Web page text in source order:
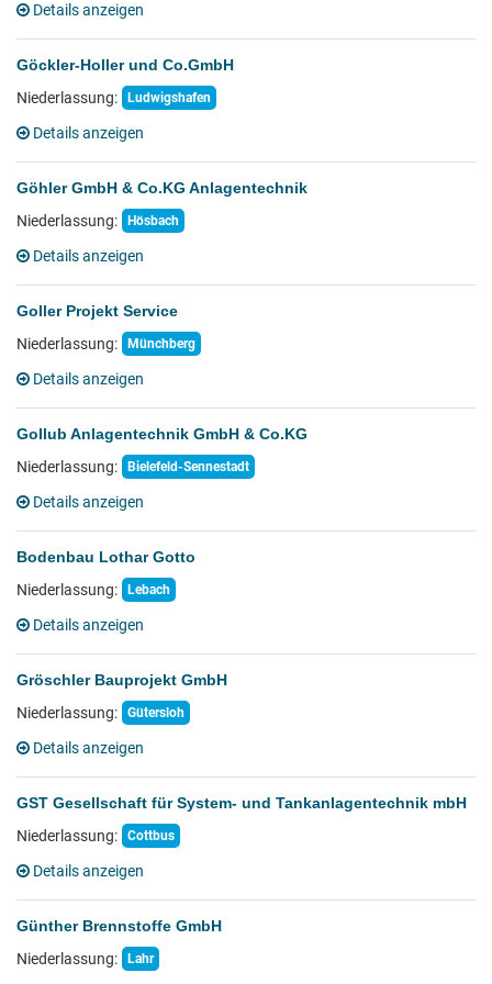
Details anzeigen
Göckler-Holler und Co.GmbH
Niederlassung:
Ludwigshafen
Details anzeigen
Göhler GmbH & Co.KG Anlagentechnik
Niederlassung:
Hösbach
Details anzeigen
Goller Projekt Service
Niederlassung:
Münchberg
Details anzeigen
Gollub Anlagentechnik GmbH & Co.KG
Niederlassung:
Bielefeld-Sennestadt
Details anzeigen
Bodenbau Lothar Gotto
Niederlassung:
Lebach
Details anzeigen
Gröschler Bauprojekt GmbH
Niederlassung:
Gütersloh
Details anzeigen
GST Gesellschaft für System- und Tankanlagentechnik mbH
Niederlassung:
Cottbus
Details anzeigen
Günther Brennstoffe GmbH
Niederlassung:
Lahr